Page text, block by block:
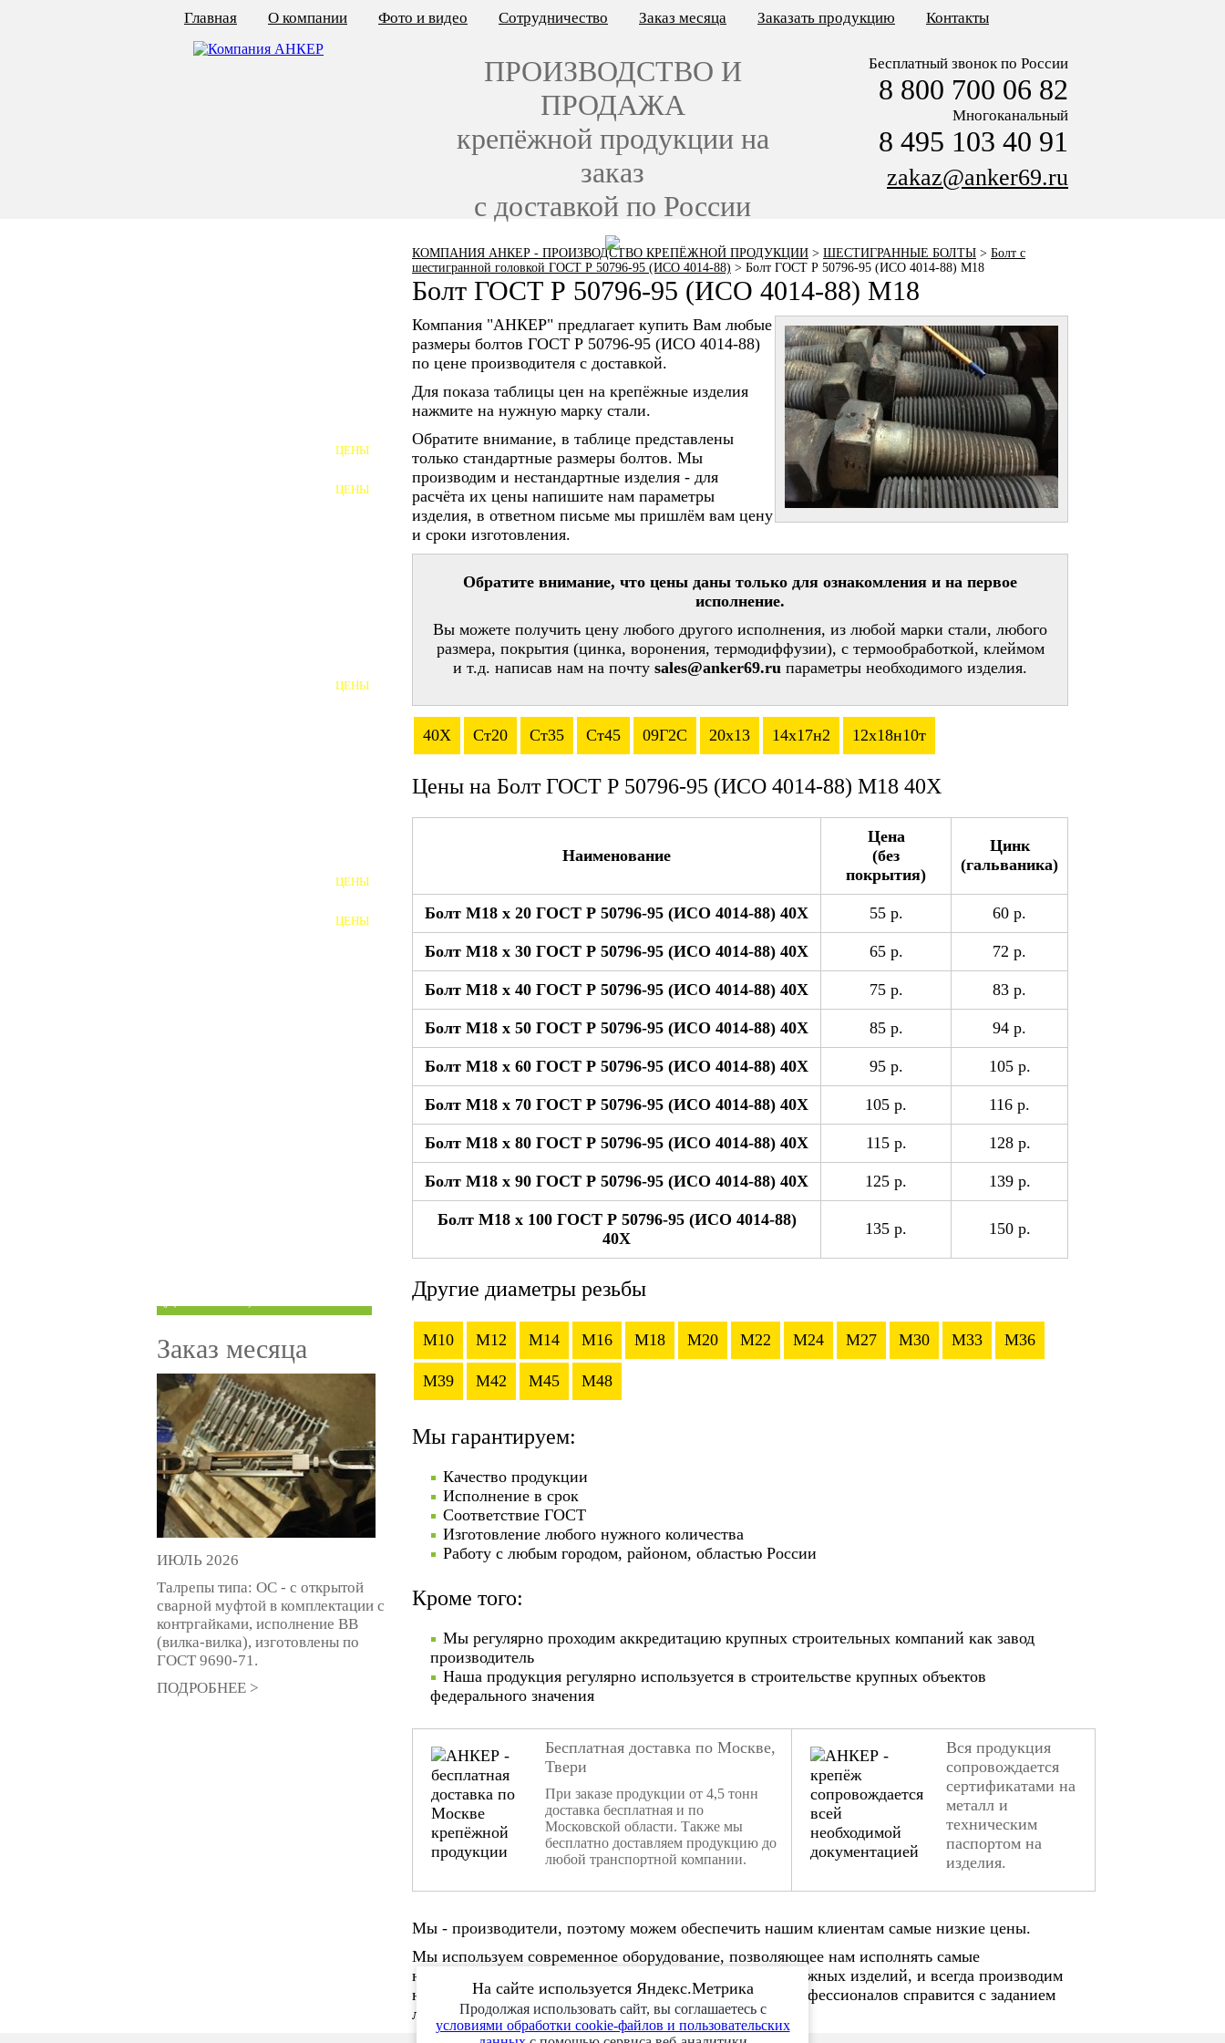
КОМПАНИЯ АНКЕР - ПРОИЗВОДСТВО КРЕПЁЖНОЙ ПРОДУКЦИИ > ШЕСТИГРАННЫЕ БОЛТЫ > Болт с
шестигранной головкой ГОСТ Р 50796-95 (ИСО 4014-88) > Болт ГОСТ Р 50796-95 (ИСО 4014-88) M18
Болт ГОСТ Р 50796-95 (ИСО 4014-88) M18
Компания "АНКЕР" предлагает купить Вам любые
размеры болтов ГОСТ Р 50796-95 (ИСО 4014-88)
по цене производителя с доставкой.
Для показа таблицы цен на крепёжные изделия
нажмите на нужную марку стали.
Обратите внимание, в таблице представлены
только стандартные размеры болтов. Мы
производим и нестандартные изделия - для
расчёта их цены напишите нам параметры
изделия, в ответном письме мы пришлём вам цену
и сроки изготовления.
Обратите внимание, что цены даны только для ознакомления и на первое
исполнение.
Вы можете получить цену любого другого исполнения, из любой марки стали, любого
размера, покрытия (цинка, воронения, термодиффузии), с термообработкой, клеймом
и т.д. написав нам на почту sales@anker69.ru параметры необходимого изделия.
40Х Ст20 Ст35 Ст45 09Г2С 20х13 14х17н2 12х18н10т
Цены на Болт ГОСТ Р 50796-95 (ИСО 4014-88) М18 40Х
Наименование
Цена
(без
покрытия)
Цинк
(гальваника)
Болт М18 x 20 ГОСТ Р 50796-95 (ИСО 4014-88) 40Х 55 р. 60 р.
Болт М18 x 30 ГОСТ Р 50796-95 (ИСО 4014-88) 40Х 65 р. 72 р.
Болт М18 x 40 ГОСТ Р 50796-95 (ИСО 4014-88) 40Х 75 р. 83 р.
Болт М18 x 50 ГОСТ Р 50796-95 (ИСО 4014-88) 40Х 85 р. 94 р.
Болт М18 x 60 ГОСТ Р 50796-95 (ИСО 4014-88) 40Х 95 р. 105 р.
Болт М18 x 70 ГОСТ Р 50796-95 (ИСО 4014-88) 40Х 105 р. 116 р.
Болт М18 x 80 ГОСТ Р 50796-95 (ИСО 4014-88) 40Х 115 р. 128 р.
Болт М18 x 90 ГОСТ Р 50796-95 (ИСО 4014-88) 40Х 125 р. 139 р.
Болт М18 x 100 ГОСТ Р 50796-95 (ИСО 4014-88)
40Х
135 р. 150 р.
Другие диаметры резьбы
M10 M12 M14 M16 M18 M20 M22 M24 M27 M30 M33 M36
M39 M42 M45 M48
Мы гарантируем:
Качество продукции
Исполнение в срок
Соответствие ГОСТ
Изготовление любого нужного количества
Работу с любым городом, районом, областью России
Кроме того:
Мы регулярно проходим аккредитацию крупных строительных компаний как завод
производитель
Наша продукция регулярно используется в строительстве крупных объектов
федерального значения
Бесплатная доставка по Москве,
Твери
При заказе продукции от 4,5 тонн
доставка бесплатная и по
Московской области. Также мы
бесплатно доставляем продукцию до
любой транспортной компании.
Вся продукция
сопровождается
сертификатами на
металл и
техническим
паспортом на
изделия.
Мы - производители, поэтому можем обеспечить нашим клиентам самые низкие цены.
Мы используем современное оборудование, позволяющее нам исполнять самые
нестандартные заказы. Мы не боимся изготовления сложных изделий, и всегда производим
нужное количество в нужные сроки. Наша команда профессионалов справится с заданием
любой сложности!
ЦЕНЫ
ЦЕНЫ
ШАЙБЫ ФУНДАМЕНТНЫЕ
ЦЕНЫ
ЦЕНЫ
ЦЕНЫ
Заказ месяца
ИЮЛЬ 2026
Талрепы типа: ОС - с открытой
сварной муфтой в комплектации с
контргайками, исполнение ВВ
(вилка-вилка), изготовлены по
ГОСТ 9690-71.
ПОДРОБНЕЕ >
Главная О компании Фото и видео Сотрудничество Заказ месяца Заказать продукцию Контакты
ПРОИЗВОДСТВО И
ПРОДАЖА
крепёжной продукции на
заказ
с доставкой по России
Бесплатный звонок по России
8 800 700 06 82
Многоканальный
8 495 103 40 91
zakaz@anker69.ru
На сайте используется Яндекс.Метрика
Продолжая использовать сайт, вы соглашаетесь с
условиями обработки cookie-файлов и пользовательских